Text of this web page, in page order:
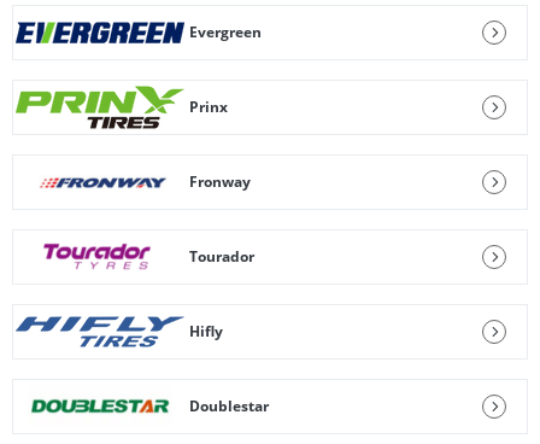
Evergreen
Prinx
Fronway
Tourador
Hifly
Doublestar